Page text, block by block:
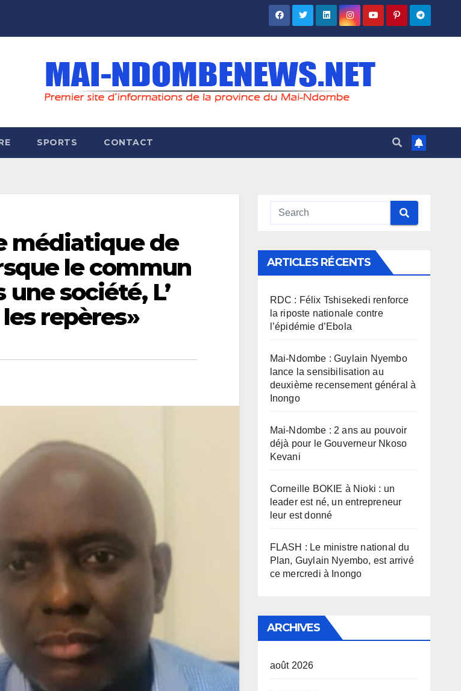
SPORTS CONTACT
médiatique de
le commun
société, L’
repères»
ARTICLES RÉCENTS
RDC : Félix Tshisekedi renforce
la riposte nationale contre
l’épidémie d’Ebola
Mai-Ndombe : Guylain Nyembo
lance la sensibilisation au
deuxième recensement général à
Inongo
Mai-Ndombe : 2 ans au pouvoir
déjà pour le Gouverneur Nkoso
Kevani
Corneille BOKIE à Nioki : un
leader est né, un entrepreneur
leur est donné
FLASH : Le ministre national du
Plan, Guylain Nyembo, est arrivé
ce mercredi à Inongo
ARCHIVES
août 2026